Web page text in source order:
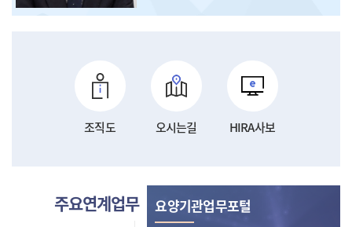
조직도 오시는길 HIRA사보
주요연계업무 요양기관업무포털